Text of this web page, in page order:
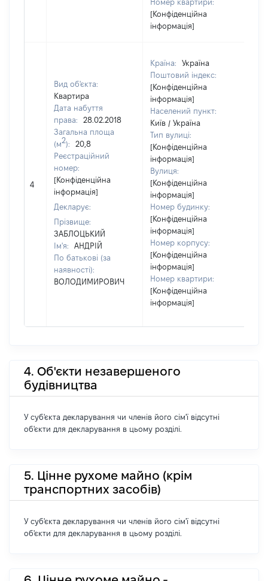
Номер квартири:
[Конфіденційна
інформація]
4
Вид об'єкта:
Квартира
Дата набуття
права:
28.02.2018
Загальна площа
(м2):
20,8
Реєстраційний
номер:
[Конфіденційна
інформація]
Декларує:
Прізвище:
ЗАБЛОЦЬКИЙ
Ім'я:
АНДРІЙ
По батькові (за
наявності):
ВОЛОДИМИРОВИЧ
Країна:
Україна
Поштовий індекс:
[Конфіденційна
інформація]
Населений пункт:
Київ / Україна
Тип вулиці:
[Конфіденційна
інформація]
Вулиця:
[Конфіденційна
інформація]
Номер будинку:
[Конфіденційна
інформація]
Номер корпусу:
[Конфіденційна
інформація]
Номер квартири:
[Конфіденційна
інформація]
4. Об'єкти незавершеного
будівництва
У суб'єкта декларування чи членів його сім'ї відсутні
об'єкти для декларування в цьому розділі.
5. Цінне рухоме майно (крім
транспортних засобів)
У суб'єкта декларування чи членів його сім'ї відсутні
об'єкти для декларування в цьому розділі.